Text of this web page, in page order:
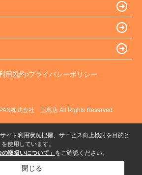
用規約 プライバシーポリシー
株式会社 三島店 All Rights Reserved.
イト利用状況把握、サービス向上検討を目的と
使用しています。
の取扱いについて」 をご確認ください。
閉じる